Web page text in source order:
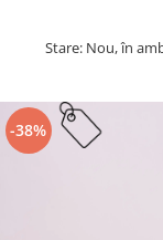
Stare: Nou, în
-38%